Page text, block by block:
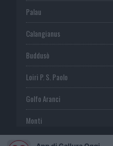
Palau
Calangianus
Buddusò
Loiri P. S. Paolo
Golfo Aranci
Monti
Telti